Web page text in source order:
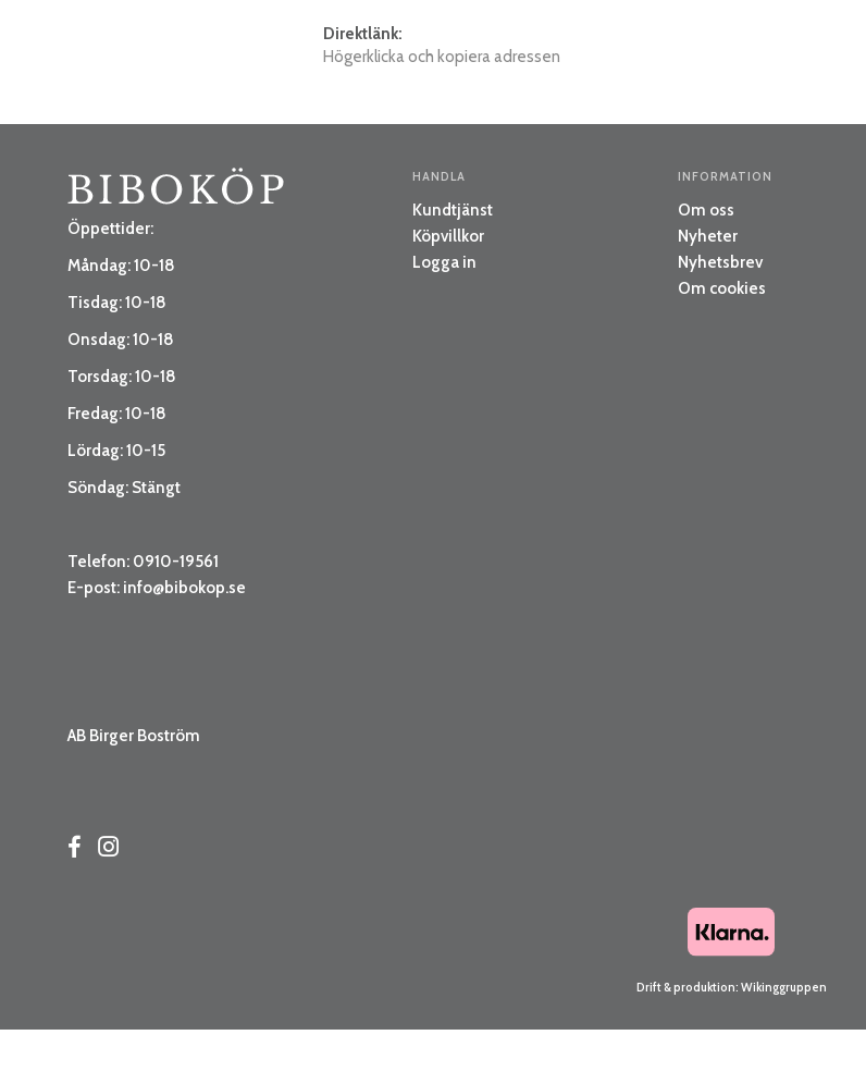
Direktlänk:
Högerklicka och kopiera adressen
Öppettider:
Måndag: 10-18
Tisdag: 10-18
Onsdag: 10-18
Torsdag: 10-18
Fredag: 10-18
Lördag: 10-15
Söndag: Stängt
Telefon: 0910-19561
E-post: info@bibokop.se
AB Birger Boström
HANDLA
Kundtjänst
Köpvillkor
Logga in
INFORMATION
Om oss
Nyheter
Nyhetsbrev
Om cookies
Drift & produktion: Wikinggruppen